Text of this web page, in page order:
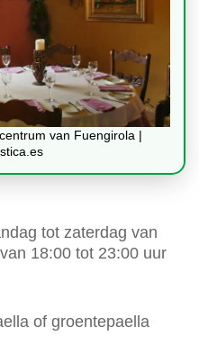
van Fuengirola |
tot zaterdag van
18:00 tot 23:00 uur
of groentepaella